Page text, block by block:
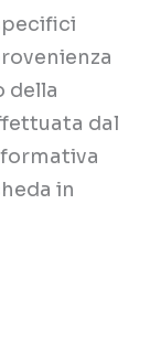
della
dal
in